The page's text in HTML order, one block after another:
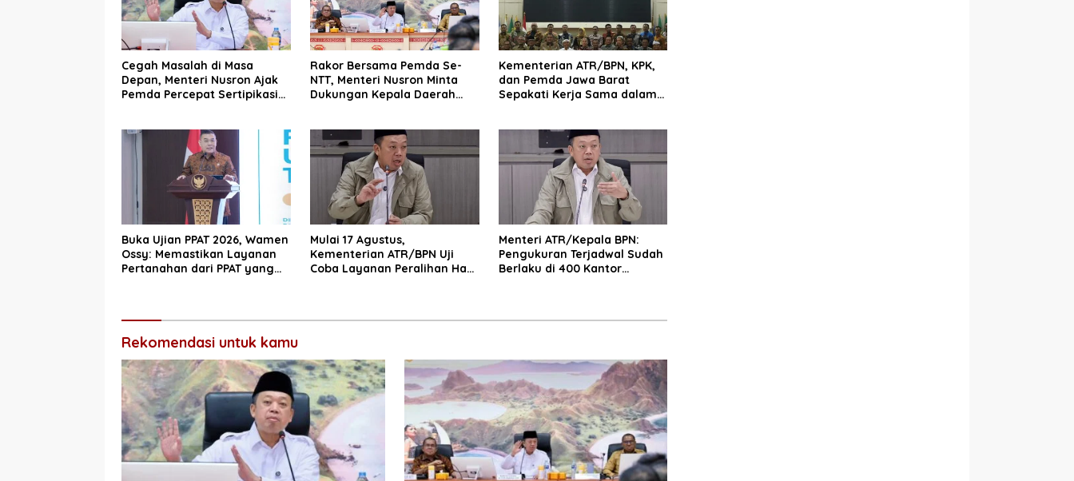
Cegah Masalah di Masa
Depan, Menteri Nusron Ajak
Pemda Percepat Sertipikasi
Rakor Bersama Pemda Se-
NTT, Menteri Nusron Minta
Dukungan Kepala Daerah
Kementerian ATR/BPN, KPK,
dan Pemda Jawa Barat
Sepakati Kerja Sama dalam
Buka Ujian PPAT 2026, Wamen
Ossy: Memastikan Layanan
Pertanahan dari PPAT yang
Mulai 17 Agustus,
Kementerian ATR/BPN Uji
Coba Layanan Peralihan Hak
Menteri ATR/Kepala BPN:
Pengukuran Terjadwal Sudah
Berlaku di 400 Kantor
Rekomendasi untuk kamu